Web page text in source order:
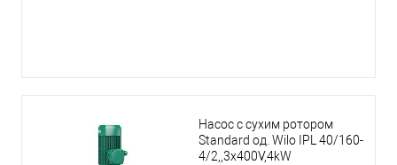
Насос с сухим ротором
Standard од. Wilo IPL 40/160-
4/2,,3x400V,4kW